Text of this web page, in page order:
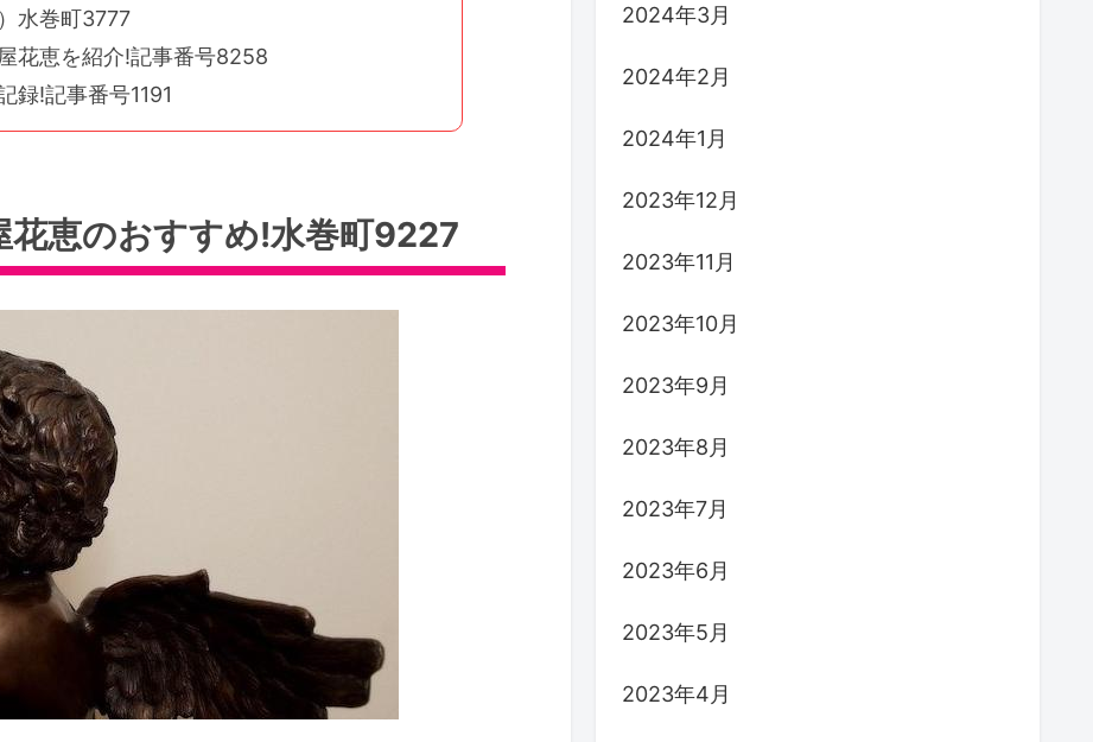
水巻町3777
花恵を紹介!記事番号8258
録!記事番号1191
花恵のおすすめ!水巻町9227
2024年3月
2024年2月
2024年1月
2023年12月
2023年11月
2023年10月
2023年9月
2023年8月
2023年7月
2023年6月
2023年5月
2023年4月